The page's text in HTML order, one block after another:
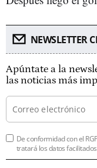
NEWSLETTER
Apúntate a la
las noticias más
De conformidad con el
tratará los datos